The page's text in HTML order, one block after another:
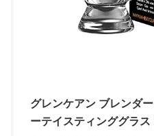
グレンケアン ブレンダ
ーテイスティンググラ